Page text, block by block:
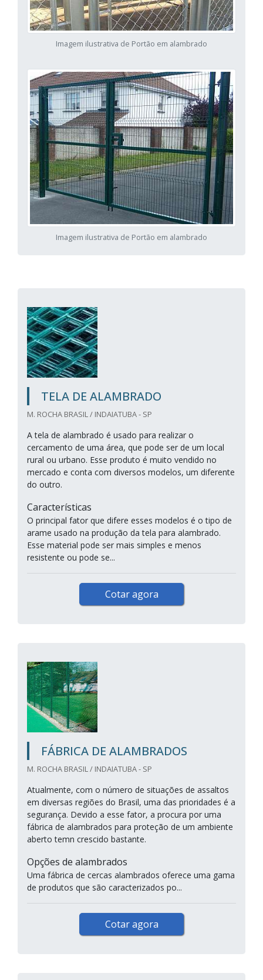
Imagem ilustrativa de Portão em alambrado
Imagem ilustrativa de Portão em alambrado
TELA DE ALAMBRADO
M. ROCHA BRASIL / INDAIATUBA - SP
A tela de alambrado é usado para realizar o
cercamento de uma área, que pode ser de um local
rural ou urbano. Esse produto é muito vendido no
mercado e conta com diversos modelos, um diferente
do outro.
Características
O principal fator que difere esses modelos é o tipo de
arame usado na produção da tela para alambrado.
Esse material pode ser mais simples e menos
resistente ou pode se...
Cotar agora
FÁBRICA DE ALAMBRADOS
M. ROCHA BRASIL / INDAIATUBA - SP
Atualmente, com o número de situações de assaltos
em diversas regiões do Brasil, uma das prioridades é a
segurança. Devido a esse fator, a procura por uma
fábrica de alambrados para proteção de um ambiente
aberto temn crescido bastante.
Opções de alambrados
Uma fábrica de cercas alambrados oferece uma gama
de produtos que são caracterizados po...
Cotar agora